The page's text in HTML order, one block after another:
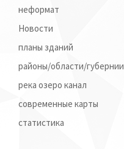
неформат
Новости
планы зданий
районы/области/губернии
река озеро канал
современные карты
статистика